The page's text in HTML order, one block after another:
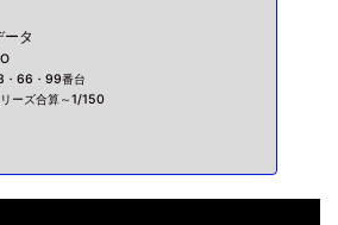
ータ
・66・99番台
ーズ合算～1/150